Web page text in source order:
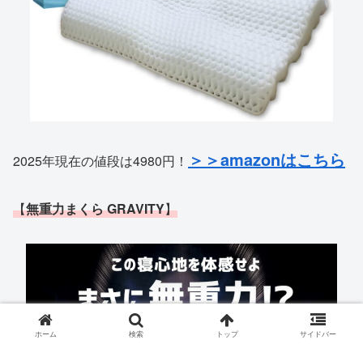
2025年現在の値段は4980円！ ＞＞amazonはこちら
【無重力まくら GRAVITY】
ホーム 検索 トップ サイドバー